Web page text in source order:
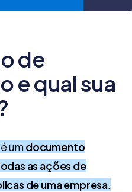
de
e qual sua
umdocumento
as ações de
de uma empresa.